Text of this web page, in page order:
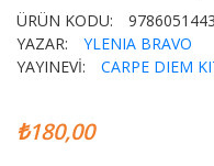
ÜRÜN KODU:
YAZAR:
YLENIA BRAVO
YAYINEVİ:
CARPE DIEM
₺180,00